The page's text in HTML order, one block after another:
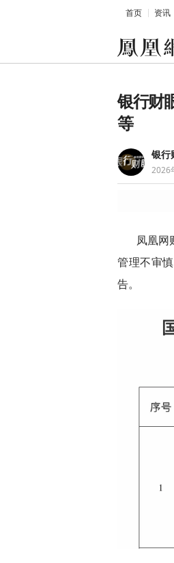
首页 资讯
银行财
等
银行
2026
凤凰网
管理不审
告。